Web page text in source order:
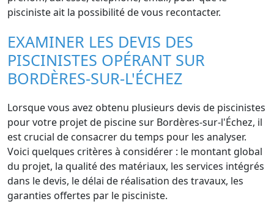
pisciniste ait la possibilité de vous recontacter.
EXAMINER LES DEVIS DES
PISCINISTES OPÉRANT SUR
BORDÈRES-SUR-L'ÉCHEZ
Lorsque vous avez obtenu plusieurs devis de piscinistes
pour votre projet de piscine sur Bordères-sur-l'Échez, il
est crucial de consacrer du temps pour les analyser.
Voici quelques critères à considérer : le montant global
du projet, la qualité des matériaux, les services intégrés
dans le devis, le délai de réalisation des travaux, les
garanties offertes par le pisciniste.